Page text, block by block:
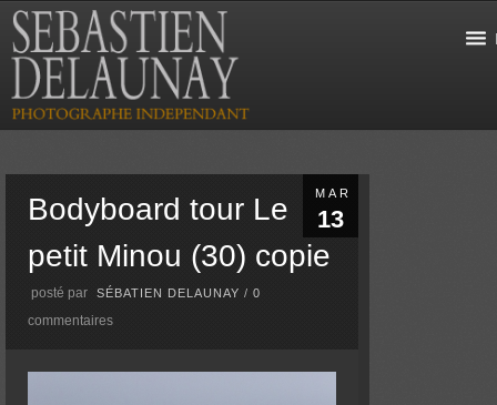
MAR
13
Bodyboard tour Le
petit Minou (30) copie
posté par SÉBATIEN DELAUNAY /0
commentaires